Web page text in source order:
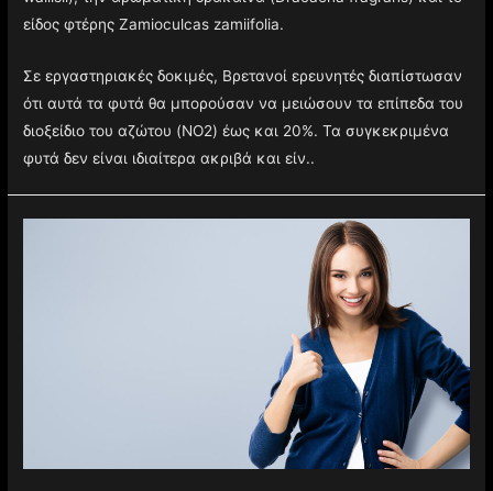
είδος φτέρης Zamioculcas zamiifolia.
Σε εργαστηριακές δοκιμές, Βρετανοί ερευνητές διαπίστωσαν
ότι αυτά τα φυτά θα μπορούσαν να μειώσουν τα επίπεδα του
διοξείδιο του αζώτου (NO2) έως και 20%. Τα συγκεκριμένα
φυτά δεν είναι ιδιαίτερα ακριβά και είν..